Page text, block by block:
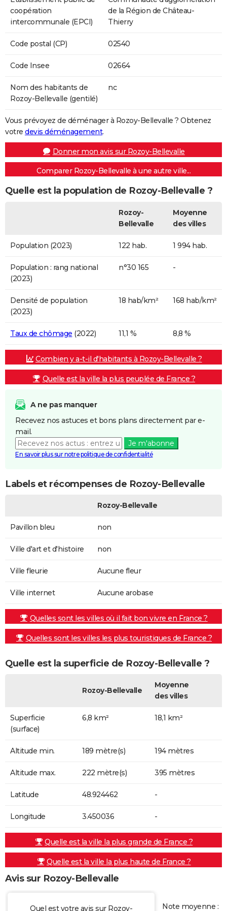
coopération
intercommunale (EPCI)
de la Région de Château-
Thierry
Code postal (CP) 02540
Code Insee 02664
Nom des habitants de
Rozoy-Bellevalle (gentilé)
nc
Vous prévoyez de déménager à Rozoy-Bellevalle ? Obtenez
votre devis déménagement.
Donner mon avis sur Rozoy-Bellevalle
Comparer Rozoy-Bellevalle à une autre ville...
Quelle est la population de Rozoy-Bellevalle ?
Rozoy-
Bellevalle
Moyenne
des villes
Population (2023) 122 hab. 1 994 hab.
Population : rang national
(2023)
n°30 165 -
Densité de population
(2023)
18 hab/km² 168 hab/km²
Taux de chômage (2022) 11,1 % 8,8 %
Combien y a-t-il d'habitants à Rozoy-Bellevalle ?
Quelle est la ville la plus peuplée de France ?
A ne pas manquer
Recevez nos astuces et bons plans directement par e-
mail.
Je m'abonne
En savoir plus sur notre politique de confidentialité
Labels et récompenses de Rozoy-Bellevalle
Rozoy-Bellevalle
Pavillon bleu non
Ville d'art et d'histoire non
Ville fleurie Aucune fleur
Ville internet Aucune arobase
Quelles sont les villes où il fait bon vivre en France ?
Quelles sont les villes les plus touristiques de France ?
Quelle est la superficie de Rozoy-Bellevalle ?
Rozoy-Bellevalle
Moyenne
des villes
Superficie
(surface)
6,8 km² 18,1 km²
Altitude min. 189 mètre(s) 194 mètres
Altitude max. 222 mètre(s) 395 mètres
Latitude 48.924462 -
Longitude 3.450036 -
Quelle est la ville la plus grande de France ?
Quelle est la ville la plus haute de France ?
Avis sur Rozoy-Bellevalle
Quel est votre avis sur Rozoy- Note moyenne :